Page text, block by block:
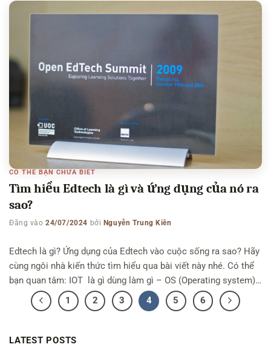
gì? Pitching là một từ tiếng Anh nghĩa là trình bày thuyết phục
CÓ THỂ BẠN CHƯA BIẾT
Tìm hiểu Edtech là gì và ứng dụng của nó ra
sao?
Đăng vào24/07/2024 bởi Nguyễn Trung Kiên
Edtech là gì? Ứng dụng của Edtech vào cuộc sống ra sao? Hãy
cùng ngôi nhà kiến thức tìm hiểu qua bài viết này nhé. Có thể
bạn quan tâm: IOT là gì dùng làm gì – OS (Operating system)
là gì Edtech là gì? Edtech là một thuật ngữ viết tắt trong tiếng
Anh: Educational technology, […]
1 2 3 4 5 6
LATEST POSTS